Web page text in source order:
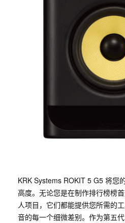
KRK Systems ROKIT 5 G5 将您
高度。无论您是在制作排行榜榜
人项目，它们都能提供您所需的
音的每一个细微差别。作为第五